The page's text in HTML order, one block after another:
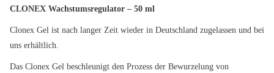
CLONEX Wachstumsregulator – 50 ml
Clonex Gel ist nach langer Zeit wieder in Deutschland zugelassen und bei
uns erhältlich.
Das Clonex Gel beschleunigt den Prozess der Bewurzelung von